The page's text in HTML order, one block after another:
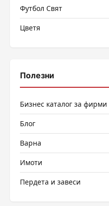
Футбол Свят
Цветя
Полезни
Бизнес каталог за фирми
Блог
Варна
Имоти
Пердета и завеси